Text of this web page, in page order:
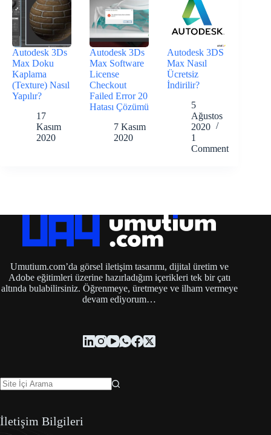
Autodesk 3Ds
Max Doku
Kaplama
(Texture) Nasıl
Yapılır?
17
Kasım
2020
Autodesk 3Ds
Max Software
License
Checkout
Failed Error 20
Hatası Çözümü
7 Kasım
2020
Autodesk 3DS
Max Nasıl
Ücretsiz
İndirilir?
5
Ağustos
2020
1
Comment
Umutium.com’da görsel iletişim tasarımı, dijital üretim ve
Adobe eğitimleri üzerine hazırladığım içerikleri tek bir çatı
altında bulabilirsiniz. Öğrenmeye, üretmeye ve ilham vermeye
devam ediyorum…
İletişim Bilgileri